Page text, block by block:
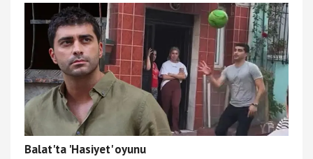
Balat'ta 'Hasiyet' oyunu